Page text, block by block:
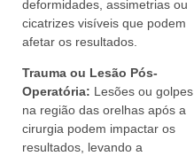
deformidades, assimetrias ou
cicatrizes visíveis que podem
afetar os resultados.
Trauma ou Lesão Pós-
Operatória: Lesões ou golpes
na região das orelhas após a
cirurgia podem impactar os
resultados, levando a